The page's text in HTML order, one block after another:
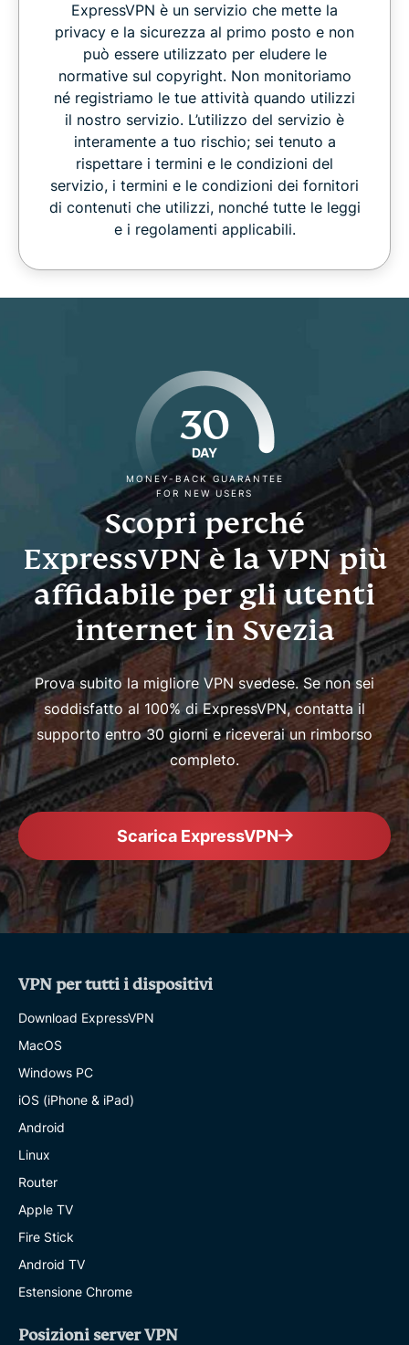
ExpressVPN è un servizio che mette la
privacy e la sicurezza al primo posto e non
può essere utilizzato per eludere le
normative sul copyright. Non monitoriamo
né registriamo le tue attività quando utilizzi
il nostro servizio. L’utilizzo del servizio è
interamente a tuo rischio; sei tenuto a
rispettare i termini e le condizioni del
servizio, i termini e le condizioni dei fornitori
di contenuti che utilizzi, nonché tutte le leggi
e i regolamenti applicabili.
30
DAY
MONEY-BACK GUARANTEE
FOR NEW USERS
Scopri perché
ExpressVPN è la VPN più
affidabile per gli utenti
internet in Svezia
Prova subito la migliore VPN svedese. Se non sei
soddisfatto al 100% di ExpressVPN, contatta il
supporto entro 30 giorni e riceverai un rimborso
completo.
Scarica ExpressVPN
VPN per tutti i dispositivi
Download ExpressVPN
MacOS
Windows PC
iOS (iPhone & iPad)
Android
Linux
Router
Apple TV
Fire Stick
Android TV
Estensione Chrome
Posizioni server VPN